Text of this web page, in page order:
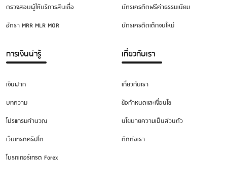
ตรวจสอบผู้ให้บริการสินเชื่อ
อัตรา MRR MLR MOR
บัตรเครดิตฟรีค่าธรรมเนียม
บัตรเครดิตเด็กจบใหม่
การเงินน่ารู้
เงินฝาก
บทความ
โปรแกรมคำนวณ
เว็บเทรดคริปโต
โบรกเกอร์เทรด Forex
เกี่ยวกับเรา
เกี่ยวกับเรา
ข้อกำหนดและเงื่อนไข
นโยบายความเป็นส่วนตัว
ติดต่อเรา